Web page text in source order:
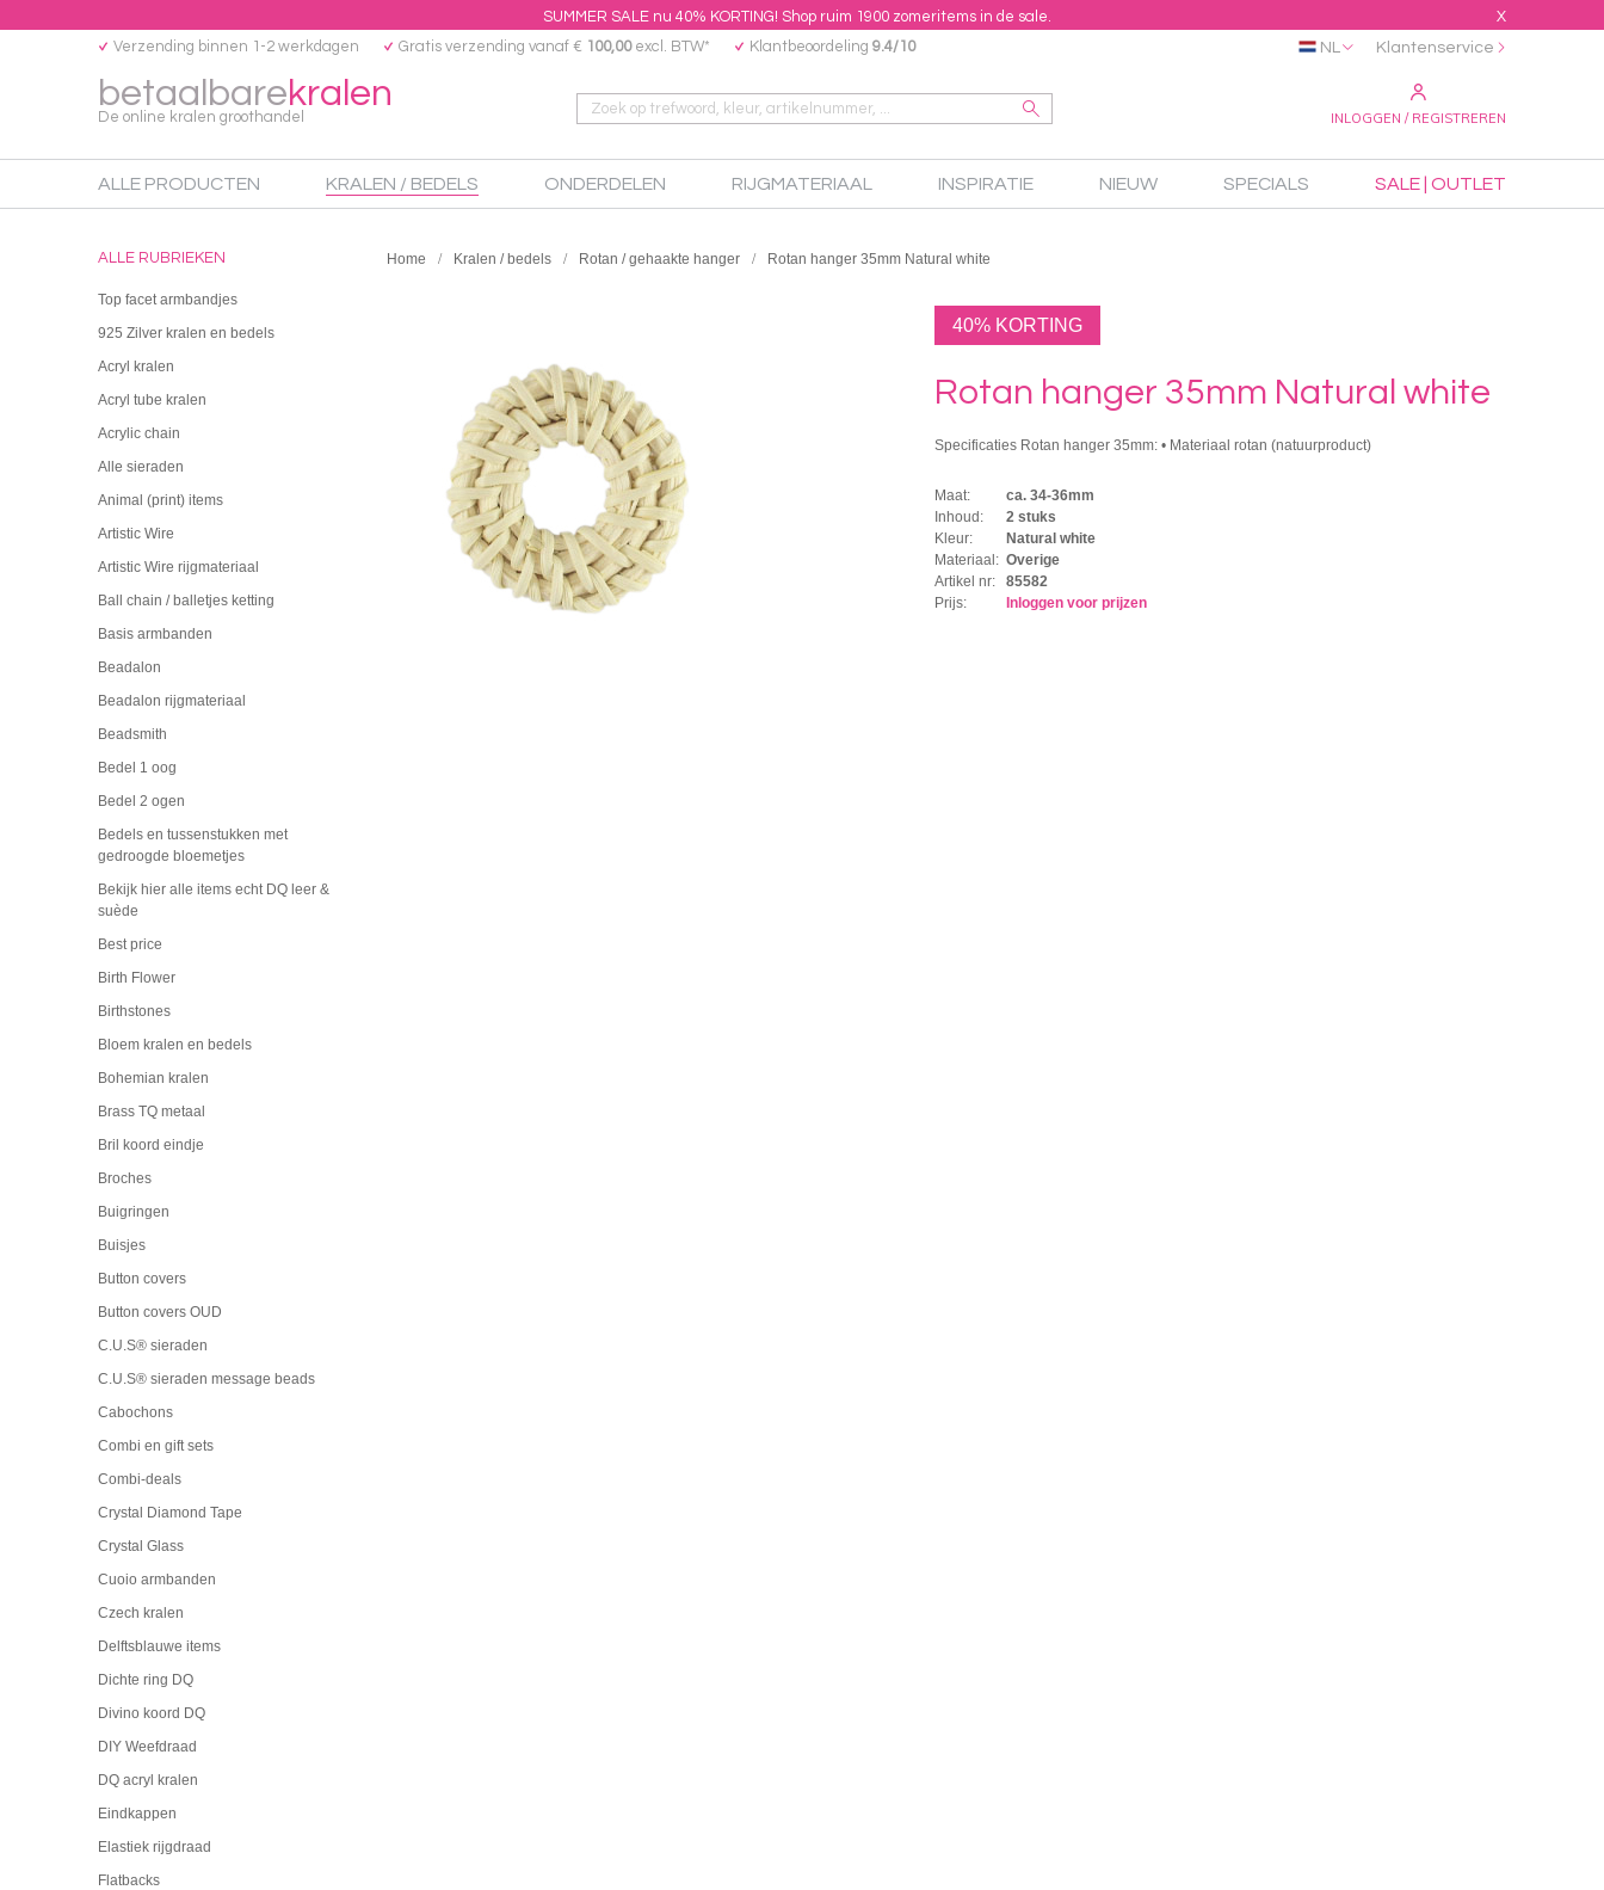
SUMMER SALE nu 40% KORTING! Shop ruim 1900 zomeritems in de sale. X
betaalbarekralen
De online kralen groothandel
Verzending binnen 1-2 werkdagen Gratis verzending vanaf € 100,00excl. BTW* Klantbeoordeling 9.4/10
INLOGGEN / REGISTREREN
NL Klantenservice
ALLE PRODUCTEN KRALEN / BEDELS ONDERDELEN RIJGMATERIAAL INSPIRATIE NIEUW SPECIALS SALE | OUTLET
ALLE RUBRIEKEN
Top facet armbandjes
925 Zilver kralen en bedels
Acryl kralen
Acryl tube kralen
Acrylic chain
Alle sieraden
Animal (print) items
Artistic Wire
Artistic Wire rijgmateriaal
Ball chain / balletjes ketting
Basis armbanden
Beadalon
Beadalon rijgmateriaal
Beadsmith
Bedel 1 oog
Bedel 2 ogen
Bedels en tussenstukken met
gedroogde bloemetjes
Bekijk hier alle items echt DQ leer &
suède
Best price
Birth Flower
Birthstones
Bloem kralen en bedels
Bohemian kralen
Brass TQ metaal
Bril koord eindje
Broches
Buigringen
Buisjes
Button covers
Button covers OUD
C.U.S® sieraden
C.U.S® sieraden message beads
Cabochons
Combi en gift sets
Combi-deals
Crystal Diamond Tape
Crystal Glass
Cuoio armbanden
Czech kralen
Delftsblauwe items
Dichte ring DQ
Divino koord DQ
DIY Weefdraad
DQ acryl kralen
Eindkappen
Elastiek rijgdraad
Flatbacks
Home Kralen / bedels Rotan / gehaakte hanger Rotan hanger 35mm Natural white
40% KORTING
Rotan hanger 35mm Natural white
Specificaties Rotan hanger 35mm: • Materiaal rotan (natuurproduct)
Maat:
ca. 34-36mm
Inhoud:
2 stuks
Kleur:
Natural white
Materiaal: Overige
Artikel nr:
85582
Prijs:
Inloggen voor prijzen